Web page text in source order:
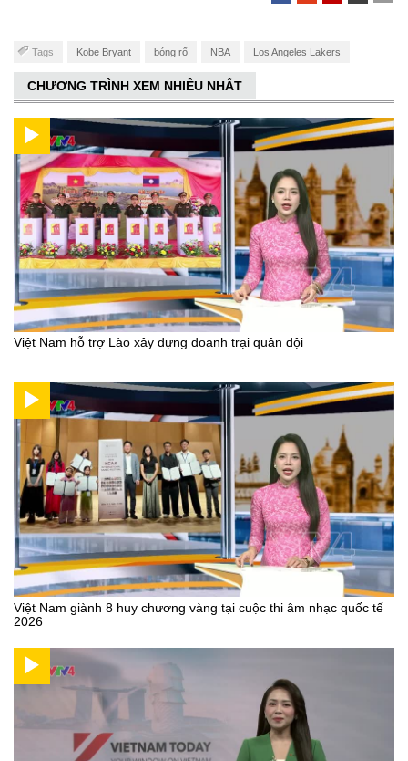
Tags Kobe Bryant bóng rổ NBA Los Angeles Lakers
CHƯƠNG TRÌNH XEM NHIỀU NHẤT
Việt Nam hỗ trợ Lào xây dựng doanh trại quân đội
Việt Nam giành 8 huy chương vàng tại cuộc thi âm nhạc quốc tế
2026